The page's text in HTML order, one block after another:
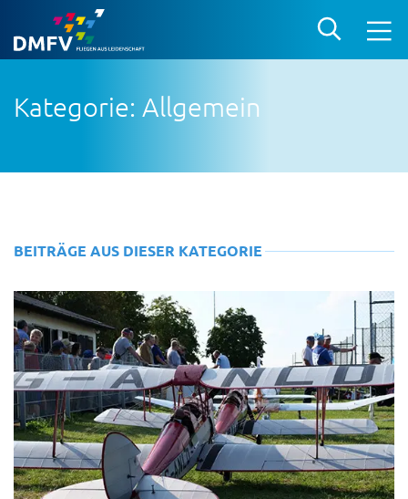
Kategorie: Allgemein
BEITRÄGE AUS DIESER KATEGORIE